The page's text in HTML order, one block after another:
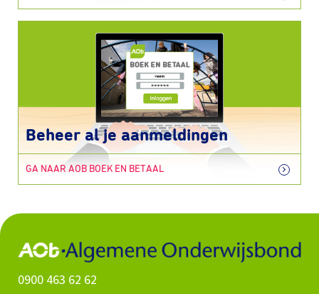
Beheer al je aanmeldingen
GA NAAR AOB BOEK EN BETAAL
0900 463 62 62